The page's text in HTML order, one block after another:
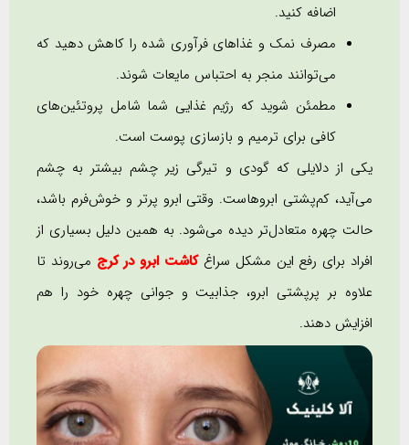
اضافه کنید.
مصرف نمک و غذاهای فرآوری شده را کاهش دهید که
می‌توانند منجر به احتباس مایعات شوند.
مطمئن شوید که رژیم غذایی شما شامل پروتئین‌های
کافی برای ترمیم و بازسازی پوست است.
یکی از دلایلی که گودی و تیرگی زیر چشم بیشتر به چشم
می‌آید، کم‌پشتی ابروهاست. وقتی ابرو پرتر و خوش‌فرم باشد،
حالت چهره متعادل‌تر دیده می‌شود. به همین دلیل بسیاری از
افراد برای رفع این مشکل سراغ کاشت ابرو در کرجمی‌روند تا
علاوه بر پرپشتی ابرو، جذابیت و جوانی چهره خود را هم
افزایش دهند.